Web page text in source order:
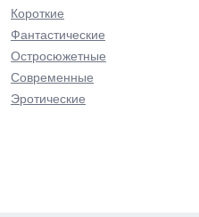
Короткие
Фантастические
Остросюжетные
Современные
Эротические